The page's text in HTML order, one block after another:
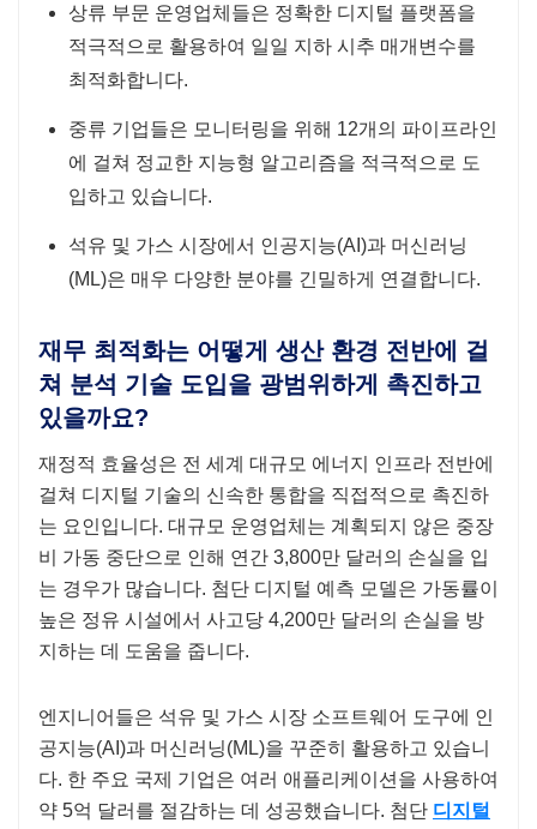
상류 부문 운영업체들은 정확한 디지털 플랫폼을
적극적으로 활용하여 일일 지하 시추 매개변수를
최적화합니다.
중류 기업들은 모니터링을 위해 12개의 파이프라인
에 걸쳐 정교한 지능형 알고리즘을 적극적으로 도
입하고 있습니다.
석유 및 가스 시장에서 인공지능(AI)과 머신러닝
(ML)은 매우 다양한 분야를 긴밀하게 연결합니다.
재무 최적화는 어떻게 생산 환경 전반에 걸
쳐 분석 기술 도입을 광범위하게 촉진하고
있을까요?
재정적 효율성은 전 세계 대규모 에너지 인프라 전반에
걸쳐 디지털 기술의 신속한 통합을 직접적으로 촉진하
는 요인입니다. 대규모 운영업체는 계획되지 않은 중장
비 가동 중단으로 인해 연간 3,800만 달러의 손실을 입
는 경우가 많습니다. 첨단 디지털 예측 모델은 가동률이
높은 정유 시설에서 사고당 4,200만 달러의 손실을 방
지하는 데 도움을 줍니다.
엔지니어들은 석유 및 가스 시장 소프트웨어 도구에 인
공지능(AI)과 머신러닝(ML)을 꾸준히 활용하고 있습니
다. 한 주요 국제 기업은 여러 애플리케이션을 사용하여
약 5억 달러를 절감하는 데 성공했습니다. 첨단 디지털